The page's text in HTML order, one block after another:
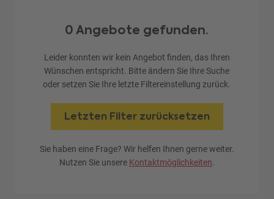
0 Angebote gefunden.
Leider konnten wir kein Angebot finden, das Ihren
Wünschen entspricht. Bitte ändern Sie Ihre Suche
oder setzen Sie Ihre letzte Filtereinstellung zurück.
Letzten Filter zurücksetzen
Sie haben eine Frage? Wir helfen Ihnen gerne weiter.
Nutzen Sie unsere Kontaktmöglichkeiten.